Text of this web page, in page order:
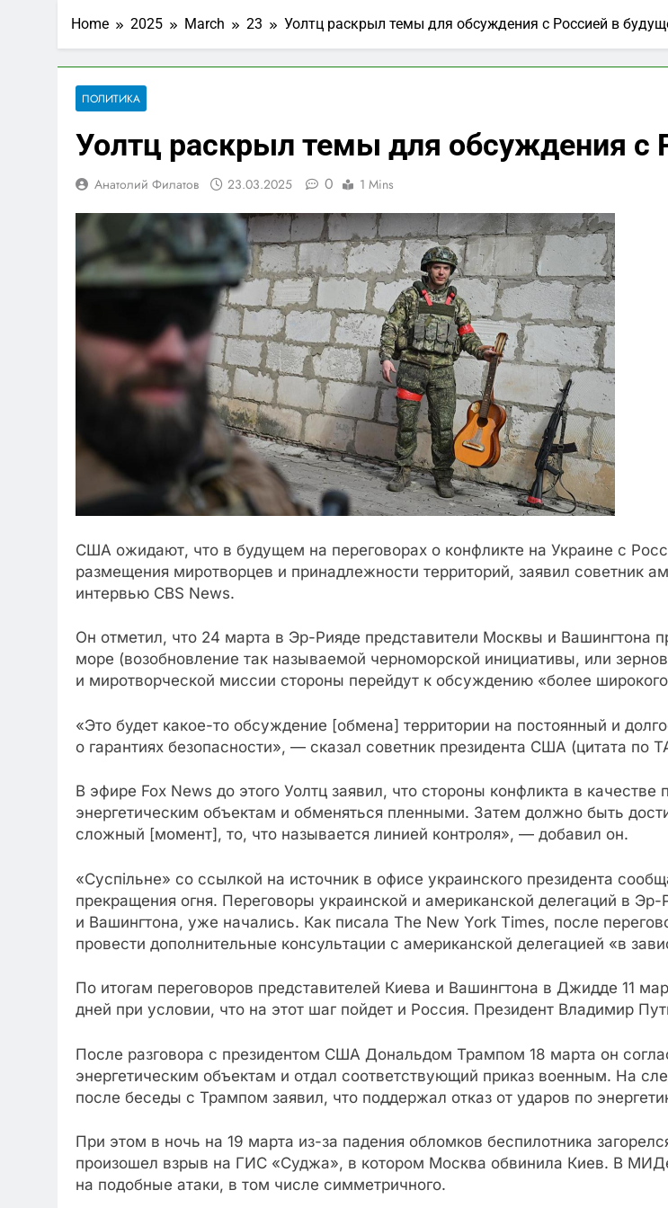
Home 2025 March 23 Уолтц раскрыл темы для обсуждения с Россией в
ПОЛИТИКА
Уолтц раскрыл темы для обсуждения с
Анатолий Филатов 23.03.2025 0 1 Mins
США ожидают, что в будущем на переговорах о конфликте на Украине с
размещения миротворцев и принадлежности территорий, заявил советник
интервью CBS News.
Он отметил, что 24 марта в Эр-Рияде представители Москвы и Вашингтона
море (возобновление так называемой черноморской инициативы, или
и миротворческой миссии стороны перейдут к обсуждению «более
«Это будет какое-то обсуждение [обмена] территории на постоянный и
о гарантиях безопасности», — сказал советник президента США (цитата по
В эфире Fox News до этого Уолтц заявил, что стороны конфликта в
энергетическим объектам и обменяться пленными. Затем должно быть
сложный [момент], то, что называется линией контроля», — добавил он.
«Суспiльне» со ссылкой на источник в офисе украинского президента
прекращения огня. Переговоры украинской и американской делегаций в
и Вашингтона, уже начались. Как писала The New York Times, после
провести дополнительные консультации с американской делегацией «в
По итогам переговоров представителей Киева и Вашингтона в Джидде 11
дней при условии, что на этот шаг пойдет и Россия. Президент Владимир
После разговора с президентом США Дональдом Трампом 18 марта он
энергетическим объектам и отдал соответствующий приказ военным. На
после беседы с Трампом заявил, что поддержал отказ от ударов по
При этом в ночь на 19 марта из-за падения обломков беспилотника
произошел взрыв на ГИС «Суджа», в котором Москва обвинила Киев. В
на подобные атаки, в том числе симметричного.